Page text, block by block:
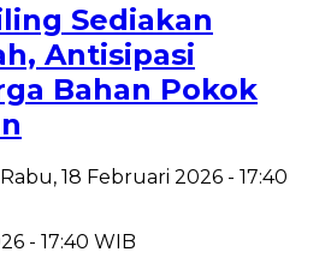
Sediakan
Antisipasi
Bahan Pokok
Rabu, 18 Februari 2026 - 17:40
- 17:40 WIB